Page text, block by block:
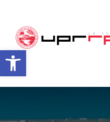
Open toolbar